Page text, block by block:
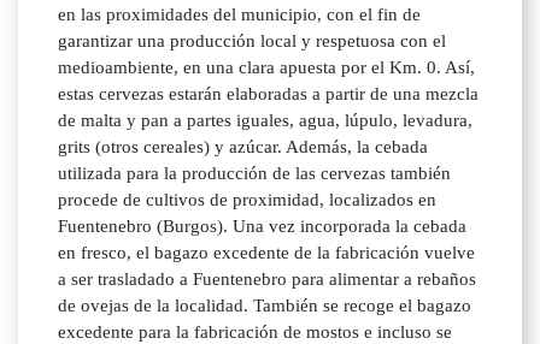
en las proximidades del municipio, con el fin de
garantizar una producción local y respetuosa con el
medioambiente, en una clara apuesta por el Km. 0. Así,
estas cervezas estarán elaboradas a partir de una mezcla
de malta y pan a partes iguales, agua, lúpulo, levadura,
grits (otros cereales) y azúcar. Además, la cebada
utilizada para la producción de las cervezas también
procede de cultivos de proximidad, localizados en
Fuentenebro (Burgos). Una vez incorporada la cebada
en fresco, el bagazo excedente de la fabricación vuelve
a ser trasladado a Fuentenebro para alimentar a rebaños
de ovejas de la localidad. También se recoge el bagazo
excedente para la fabricación de mostos e incluso se